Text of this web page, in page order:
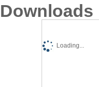
Downloads
Loading...